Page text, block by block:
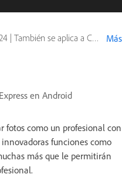
| También se aplica a Creative Cloud for iOS & Android, Creative Portfolio (Behance mobile) Más
en Android
fotos como un profesional con
funciones como
más que le permitirán